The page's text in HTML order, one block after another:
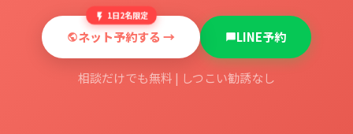
1日2名限定
ネット予約する → LINE予約
相談だけでも無料 | しつこい勧誘なし